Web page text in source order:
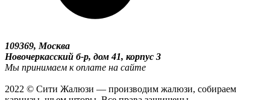
109369, Москва
Новочеркасский б-р, дом 41, корпус 3
Мы принимаем к оплате на сайте
2022 © Сити Жалюзи — производим жалюзи, собираем